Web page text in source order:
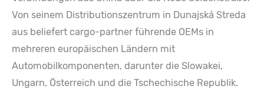
Von seinem Distributionszentrum in Dunajská Streda
aus beliefert cargo-partner führende OEMs in
mehreren europäischen Ländern mit
Automobilkomponenten, darunter die Slowakei,
Ungarn, Österreich und die Tschechische Republik.